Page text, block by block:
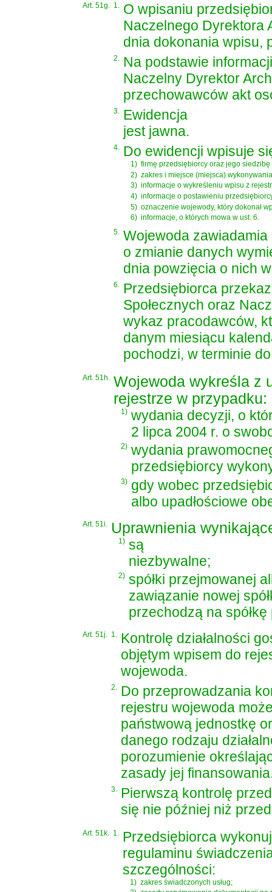
Art. 51g. 1. O wpisaniu
Naczelnego Dyrektora
dnia dokonania wpisu,
2. Na podstawie
Naczelny Dyrektor
przechowawców akt
3. Ewidencja
jest jawna.
4. Do ewidencji wpisuje
1) firmę przedsiębiorcy oraz jego siedzibę
2) zakres i miejsce (miejsca)
3) informacje o wykreśleniu wpisu z
4) informacje o postawieniu
5) oznaczenie wojewody, który dokonał
6) informacje, o których mowa w ust. 6.
5.
Wojewoda
o zmianie danych
dnia powzięcia o nich
6.
Przedsiębiorca
Społecznych oraz
wykaz pracodawców,
danym miesiącu
pochodzi, w terminie
Art. 51h.
Wojewoda wykreśla z
rejestrze w przypadku:
1) wydania decyzji, o
2 lipca 2004 r. o
2) wydania
przedsiębiorcy
3) gdy wobec
albo upadłościowe
Art. 51i. Uprawnienia
1) są
niezbywalne;
2) spółki przejmowanej
zawiązanie nowej
przechodzą na
Art. 51j. 1.
Kontrolę działalności
objętym wpisem do
wojewoda.
2.
Do przeprowadzania
rejestru wojewoda
państwową jednostkę
danego rodzaju
porozumienie
zasady jej
3.
Pierwszą kontrolę
się nie później niż
Art. 51k. 1.
Przedsiębiorca
regulaminu
szczególności:
1) zakres świadczonych usług;